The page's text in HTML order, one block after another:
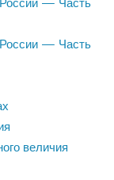
— Часть
величия